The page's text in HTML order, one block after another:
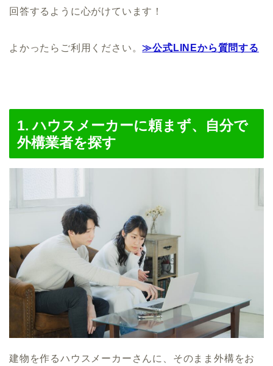
回答するように心がけています！
よかったらご利用ください。≫公式LINEから質問する
1. ハウスメーカーに頼まず、自分で
外構業者を探す
建物を作るハウスメーカーさんに、そのまま外構をお